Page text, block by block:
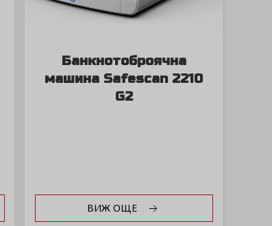
Банкнотоброячна
машина Safescan 2210
G2
ВИЖ ОЩЕ